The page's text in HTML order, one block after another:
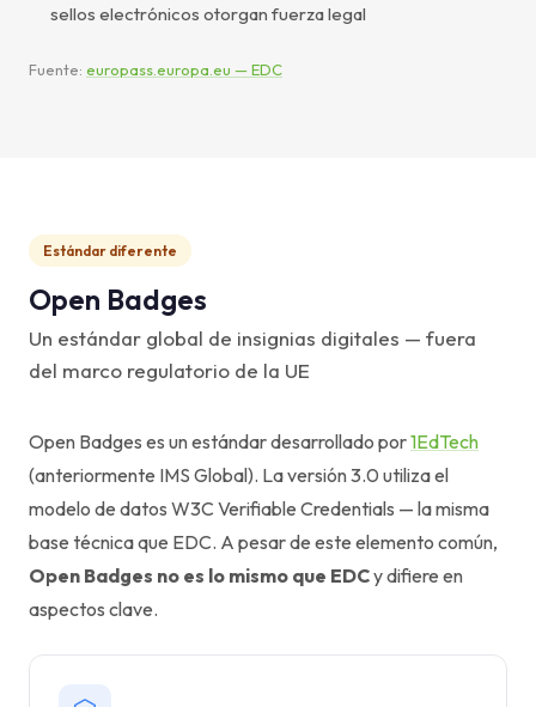
sellos electrónicos otorgan fuerza legal
Fuente: europass.europa.eu — EDC
Estándar diferente
Open Badges
Un estándar global de insignias digitales — fuera
del marco regulatorio de la UE
Open Badges es un estándar desarrollado por1EdTech
(anteriormente IMS Global). La versión 3.0 utiliza el
modelo de datos W3C Verifiable Credentials — la misma
base técnica que EDC. A pesar de este elemento común,
Open Badges no es lo mismo que EDCy difiere en
aspectos clave.